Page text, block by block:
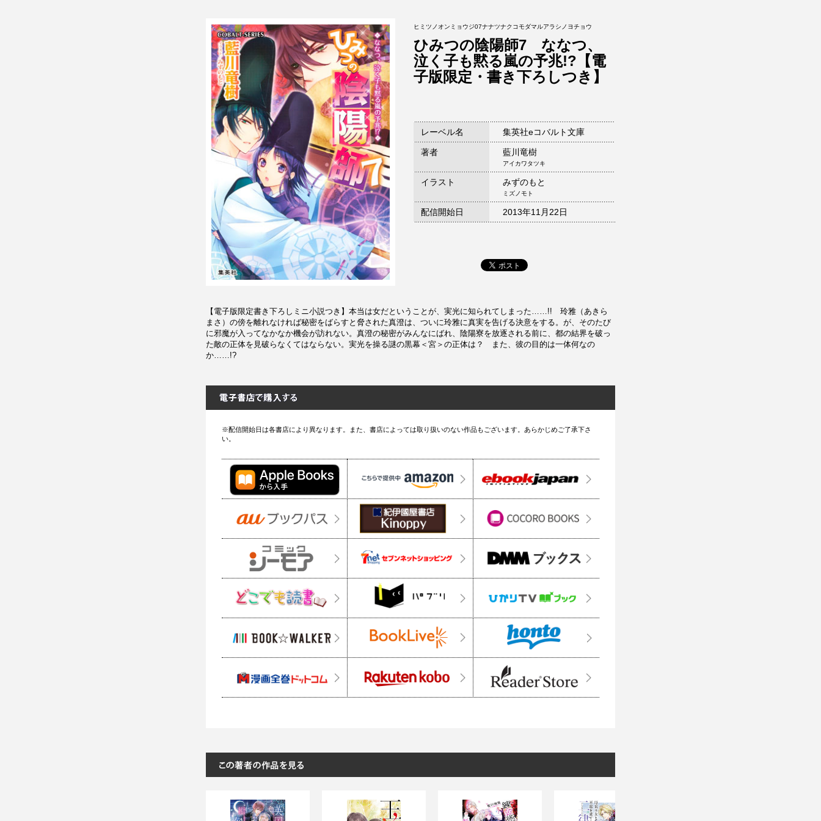
ヒミツノオンミョウジ07ナナツナクコモダマルアラシノヨチョウ
ひみつの陰陽師7 ななつ、
泣く子も黙る嵐の予兆!?【電
子版限定・書き下ろしつき】
レーベル名 集英社eコバルト文庫
著者 藍川竜樹
アイカワタツキ
イラスト みずのもと
ミズノモト
配信開始日 2013年11月22日
【電子版限定書き下ろしミニ小説つき】本当は女だということが、実光に知られてしまった……!! 玲雅（あきら
まさ）の傍を離れなければ秘密をばらすと脅された真澄は、ついに玲雅に真実を告げる決意をする。が、そのたび
に邪魔が入ってなかなか機会が訪れない。真澄の秘密がみんなにばれ、陰陽寮を放逐される前に、都の結界を破っ
た敵の正体を見破らなくてはならない。実光を操る謎の黒幕＜宮＞の正体は？ また、彼の目的は一体何なの
か……!?
※配信開始日は各書店により異なります。また、書店によっては取り扱いのない作品もございます。あらかじめご了承下さ
い。